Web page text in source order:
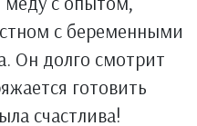
с беременными
Он долго смотрит
готовить
счастлива!